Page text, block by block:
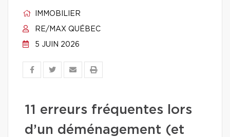
IMMOBILIER
RE/MAX QUÉBEC
5 JUIN 2026
11 erreurs fréquentes lors
d’un déménagement (et